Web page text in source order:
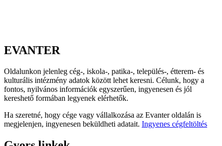
EVANTER
Oldalunkon jelenleg cég-, iskola-, patika-, település-, étterem- és
kulturális intézmény adatok között lehet keresni. Célunk, hogy a
fontos, nyilvános információk egyszerűen, ingyenesen és jól
kereshető formában legyenek elérhetők.
Ha szeretné, hogy cége vagy vállalkozása az Evanter oldalán is
megjelenjen, ingyenesen beküldheti adatait. Ingyenes cégfeltöltés